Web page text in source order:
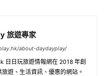
旅遊專家
about-daydayplay/
日日玩旅遊情報網在 2018 年創
遊、生活資訊、優惠的網站。